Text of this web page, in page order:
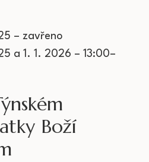
– zavřeno
a 1. 1. 2026 – 13:00–
Boží